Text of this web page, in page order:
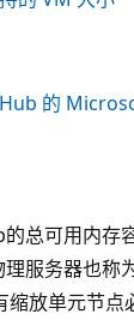
的
总可用内存
服务器也称
放单元节点